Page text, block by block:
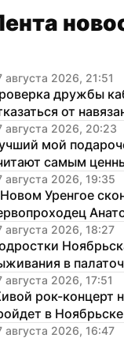
августа 2026, 21:51
дружбы
от
августа 2026, 20:23
мой
самым
августа 2026, 19:35
Уренгое
августа 2026, 18:27
в
августа 2026, 17:51
рок-концерт
в Ноябрьске
августа 2026, 16:47